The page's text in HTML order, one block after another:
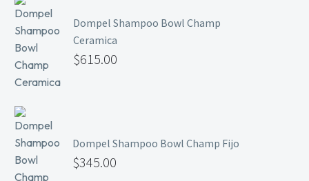
Dompel Shampoo Bowl Champ
Ceramica
$615.00
Dompel Shampoo Bowl Champ Fijo
$345.00